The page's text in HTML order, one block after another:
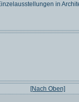
in
[Nach Oben]